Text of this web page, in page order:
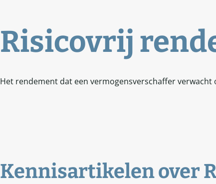
Risicovrij
Het rendement dat een vermogensverschaffer
Kennisartikelen over